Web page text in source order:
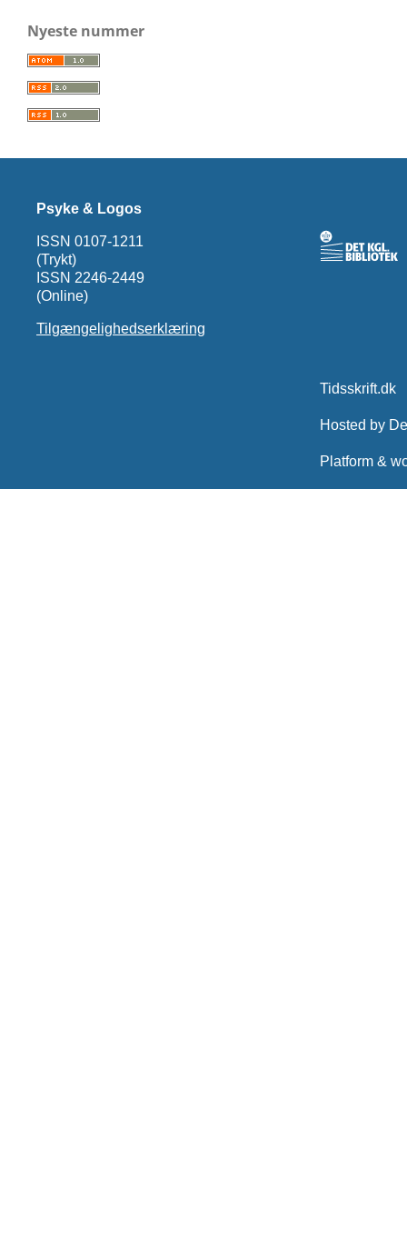
Nyeste nummer
Psyke & Logos
ISSN 0107-1211
(Trykt)
ISSN 2246-2449
(Online)
Tilgængelighedserklæring